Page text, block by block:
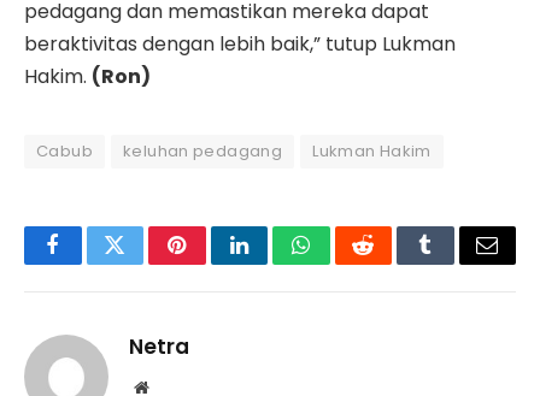
pedagang dan memastikan mereka dapat
beraktivitas dengan lebih baik,” tutup Lukman
Hakim. (Ron)
Cabub keluhan pedagang Lukman Hakim
FacebookTwitterPinterestLinkedInWhatsAppRedditTumblrEmail
Netra
Website